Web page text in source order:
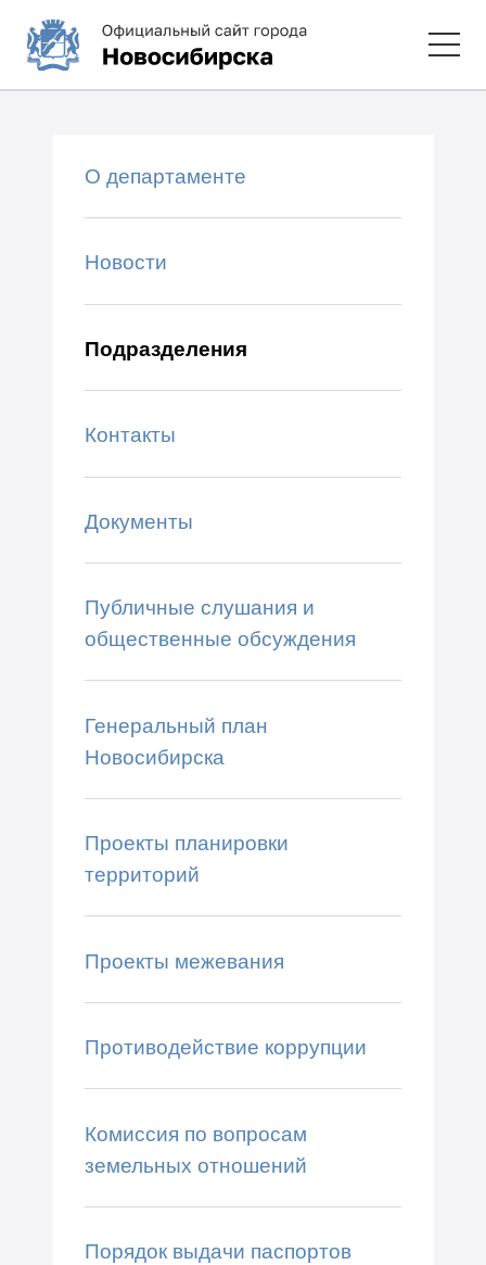
О департаменте
Новости
Подразделения
Контакты
Документы
Публичные слушания и
общественные обсуждения
Генеральный план
Новосибирска
Проекты планировки
территорий
Проекты межевания
Противодействие коррупции
Комиссия по вопросам
земельных отношений
Порядок выдачи паспортов